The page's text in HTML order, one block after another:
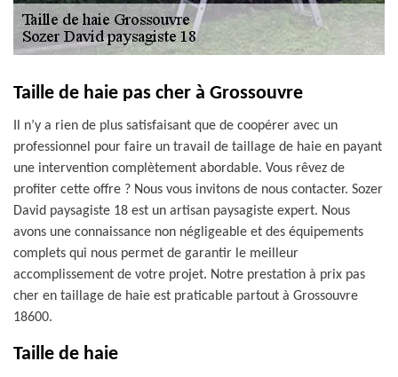
Taille de haie pas cher à Grossouvre
Il n’y a rien de plus satisfaisant que de coopérer avec un
professionnel pour faire un travail de taillage de haie en payant
une intervention complètement abordable. Vous rêvez de
profiter cette offre ? Nous vous invitons de nous contacter. Sozer
David paysagiste 18 est un artisan paysagiste expert. Nous
avons une connaissance non négligeable et des équipements
complets qui nous permet de garantir le meilleur
accomplissement de votre projet. Notre prestation à prix pas
cher en taillage de haie est praticable partout à Grossouvre
18600.
Taille de haie